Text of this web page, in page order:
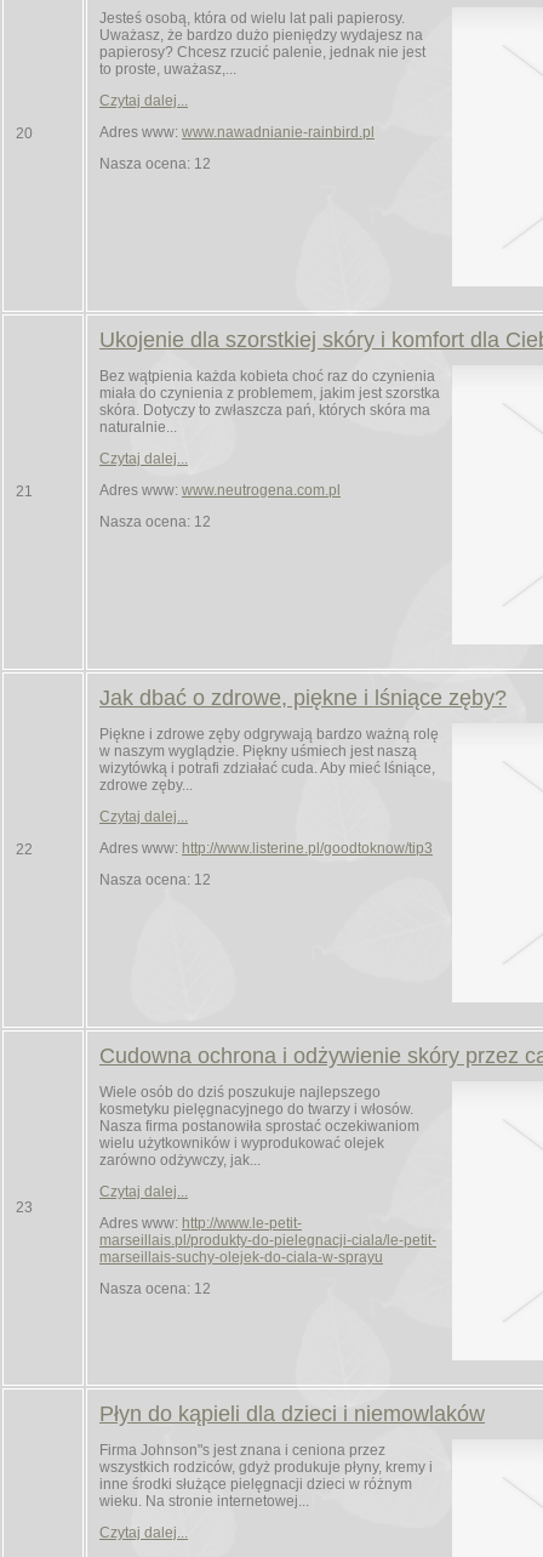
20
Jesteś osobą, która od wielu lat pali papierosy.
Uważasz, że bardzo dużo pieniędzy wydajesz na
papierosy? Chcesz rzucić palenie, jednak nie jest
to proste, uważasz,...
Czytaj dalej...
Adres www: www.nawadnianie-rainbird.pl
Nasza ocena: 12
21
Ukojenie dla szorstkiej skóry i komfort dla
Bez wątpienia każda kobieta choć raz do czynienia
miała do czynienia z problemem, jakim jest szorstka
skóra. Dotyczy to zwłaszcza pań, których skóra ma
naturalnie...
Czytaj dalej...
Adres www: www.neutrogena.com.pl
Nasza ocena: 12
22
Jak dbać o zdrowe, piękne i lśniące zęby?
Piękne i zdrowe zęby odgrywają bardzo ważną rolę
w naszym wyglądzie. Piękny uśmiech jest naszą
wizytówką i potrafi zdziałać cuda. Aby mieć lśniące,
zdrowe zęby...
Czytaj dalej...
Adres www: http://www.listerine.pl/goodtoknow/tip3
Nasza ocena: 12
23
Cudowna ochrona i odżywienie skóry przez
Wiele osób do dziś poszukuje najlepszego
kosmetyku pielęgnacyjnego do twarzy i włosów.
Nasza firma postanowiła sprostać oczekiwaniom
wielu użytkowników i wyprodukować olejek
zarówno odżywczy, jak...
Czytaj dalej...
Adres www: http://www.le-petit-
marseillais.pl/produkty-do-pielegnacji-ciala/le-petit-
marseillais-suchy-olejek-do-ciala-w-sprayu
Nasza ocena: 12
Płyn do kąpieli dla dzieci i niemowlaków
Firma Johnson"s jest znana i ceniona przez
wszystkich rodziców, gdyż produkuje płyny, kremy i
inne środki służące pielęgnacji dzieci w różnym
wieku. Na stronie internetowej...
Czytaj dalej...